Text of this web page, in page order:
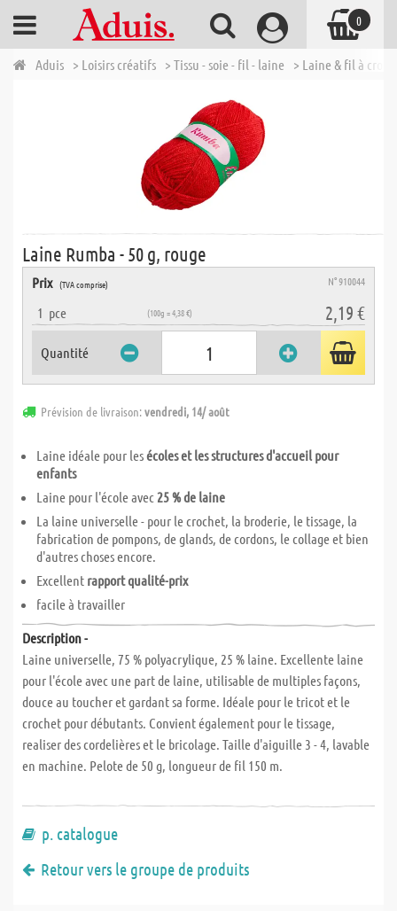
Aduis > Loisirs créatifs > Tissu - soie - fil - laine > Laine & fil à
Laine Rumba - 50 g, rouge
Prix (TVA comprise) N° 910044
1 pce (100g = 4,38 €) 2,19 €
Quantité
Prévision de livraison:vendredi, 14/ août
Laine idéale pour lesécoles et les structures d'accueil pour
enfants
Laine pour l'école avec25 % de laine
La laine universelle - pour le crochet, la broderie, le tissage, la
fabrication de pompons, de glands, de cordons, le collage et bien
d'autres choses encore.
Excellent rapport qualité-prix
facile à travailler
Description -
Laine universelle, 75 % polyacrylique, 25 % laine. Excellente laine
pour l'école avec une part de laine, utilisable de multiples façons,
douce au toucher et gardant sa forme. Idéale pour le tricot et le
crochet pour débutants. Convient également pour le tissage,
realiser des cordelières et le bricolage. Taille d'aiguille 3 - 4, lavable
en machine. Pelote de 50 g, longueur de fil 150 m.
p. catalogue
Retour vers le groupe de produits
0